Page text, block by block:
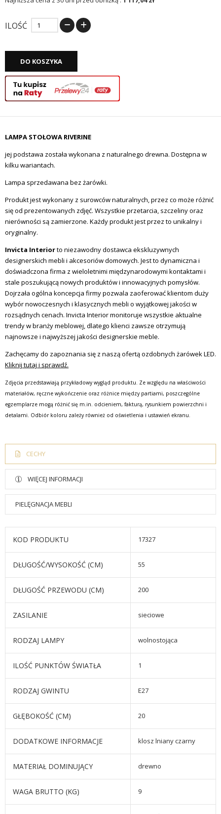
ILOŚĆ
DO KOSZYKA
LAMPA STOŁOWA RIVERINE
jej podstawa została wykonana z naturalnego drewna. Dostępna w
kilku wariantach.
Lampa sprzedawana bez żarówki.
Produkt jest wykonany z surowców naturalnych, przez co może różnić
się od prezentowanych zdjęć. Wszystkie przetarcia, szczeliny oraz
nierówności są zamierzone. Każdy produkt jest przez to unikalny i
oryginalny.
Invicta Interiorto niezawodny dostawca ekskluzywnych
designerskich mebli i akcesoriów domowych. Jest to dynamiczna i
doświadczona firma z wieloletnimi międzynarodowymi kontaktami i
stale poszukującą nowych produktów i innowacyjnych pomysłów.
Dojrzała ogólna koncepcja firmy pozwala zaoferować klientom duży
wybór nowoczesnych i klasycznych mebli o wyjątkowej jakości w
rozsądnych cenach. Invicta Interior monitoruje wszystkie aktualne
trendy w branży meblowej, dlatego klienci zawsze otrzymują
najnowsze i najwyższej jakości designerskie meble.
Zachęcamy do zapoznania się z naszą ofertą ozdobnych żarówek LED.
Kliknij tutaj i sprawdź.
Zdjęcia przedstawiają przykładowy wygląd produktu. Ze względu na właściwości
materiałów, ręczne wykończenie oraz różnice między partiami, poszczególne
egzemplarze mogą różnić się m.in. odcieniem, fakturą, rysunkiem powierzchni i
detalami. Odbiór koloru zależy również od oświetlenia i ustawień ekranu.
CECHY
WIĘCEJ INFORMACJI
PIELĘGNACJA MEBLI
KOD PRODUKTU 17327
DŁUGOŚĆ/WYSOKOŚĆ (CM) 55
DŁUGOŚĆ PRZEWODU (CM) 200
ZASILANIE sieciowe
RODZAJ LAMPY wolnostojąca
ILOŚĆ PUNKTÓW ŚWIATŁA 1
RODZAJ GWINTU E27
GŁĘBOKOŚĆ (CM) 20
DODATKOWE INFORMACJE klosz lniany czarny
MATERIAŁ DOMINUJĄCY drewno
WAGA BRUTTO (KG) 9